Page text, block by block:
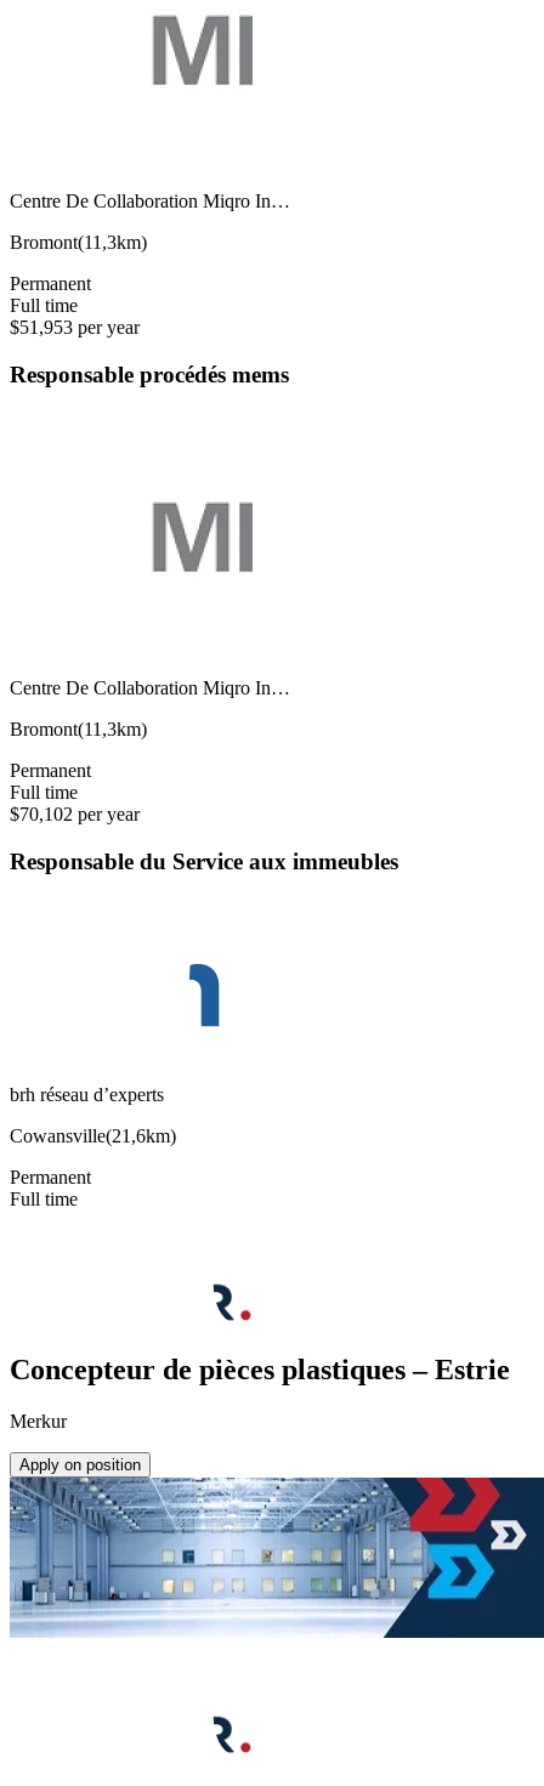
Centre De Collaboration Miqro In…
Bromont(11,3km)
Permanent
Full time
$51,953 per year
Responsable procédés mems
Centre De Collaboration Miqro In…
Bromont(11,3km)
Permanent
Full time
$70,102 per year
Responsable du Service aux immeubles
brh réseau d’experts
Cowansville(21,6km)
Permanent
Full time
Concepteur de pièces plastiques – Estrie
Merkur
Apply on position